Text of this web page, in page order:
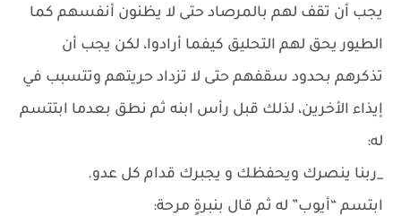
يجب أن تقف لهم بالمرصاد حتى لا يظنون أنفسهم كما
الطيور يحق لهم التحليق كيفما أرادوا، لكن يجب أن
تذكرهم بحدود سقفهم حتى لا تزداد حريتهم وتتسبب في
إيذاء الأخرين، لذلك قبل رأس ابنه ثم نطق بعدما ابتتسم
له:
_ربنا ينصرك ويحفظك و يجبرك قدام كل عدو.
ابتسم “أيوب” له ثم قال بنبرةٍ مرحة: